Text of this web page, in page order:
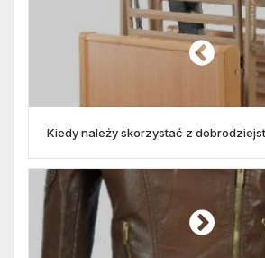
Kiedy należy skorzystać z